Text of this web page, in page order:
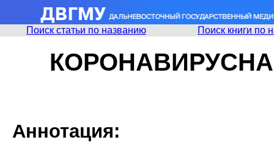
Поиск статьи по названию Поиск книги по
Аннотация: